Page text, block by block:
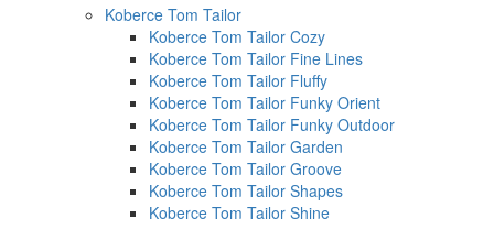
Koberce Tom Tailor
Koberce Tom Tailor Cozy
Koberce Tom Tailor Fine Lines
Koberce Tom Tailor Fluffy
Koberce Tom Tailor Funky Orient
Koberce Tom Tailor Funky Outdoor
Koberce Tom Tailor Garden
Koberce Tom Tailor Groove
Koberce Tom Tailor Shapes
Koberce Tom Tailor Shine